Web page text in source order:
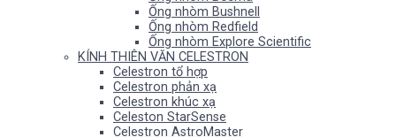
Ống nhòm Bushnell
Ống nhòm Redfield
Ống nhòm Explore Scientific
KÍNH THIÊN VĂN CELESTRON
Celestron tổ hợp
Celestron phản xạ
Celestron khúc xạ
Celeston StarSense
Celestron AstroMaster